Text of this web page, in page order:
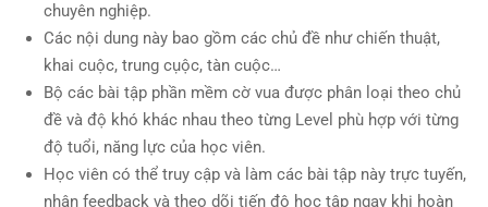
chuyên nghiệp.
Các nội dung này bao gồm các chủ đề như chiến thuật,
khai cuộc, trung cụộc, tàn cuộc…
Bộ các bài tập phần mềm cờ vua được phân loại theo chủ
đề và độ khó khác nhau theo từng Level phù hợp với từng
độ tuổi, năng lực của học viên.
Học viên có thể truy cập và làm các bài tập này trực tuyến,
nhận feedback và theo dõi tiến độ học tập ngay khi hoàn